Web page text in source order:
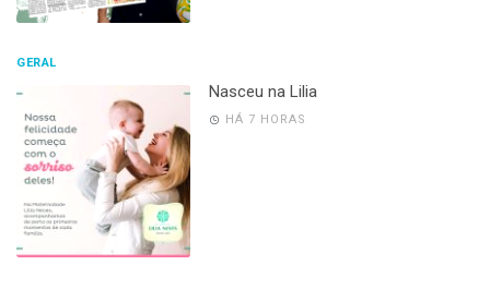
GERAL
Nasceu na Lilia
HÁ 7 HORAS